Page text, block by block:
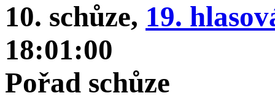
10. schůze, 19.
18:01:00
Pořad schůze